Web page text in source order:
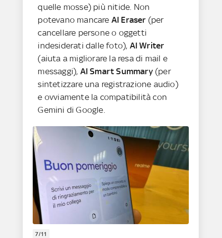
quelle mosse) più nitide. Non
potevano mancare AI Eraser (per
cancellare persone o oggetti
indesiderati dalle foto), AI Writer
(aiuta a migliorare la resa di mail e
messaggi), AI Smart Summary(per
sintetizzare una registrazione audio)
e ovviamente la compatibilità con
Gemini di Google.
7/11